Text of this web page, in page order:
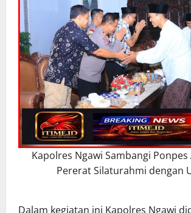
Kapolres Ngawi Sambangi Ponpes
Pererat Silaturahmi dengan
Dalam kegiatan ini Kapolres Ngawi